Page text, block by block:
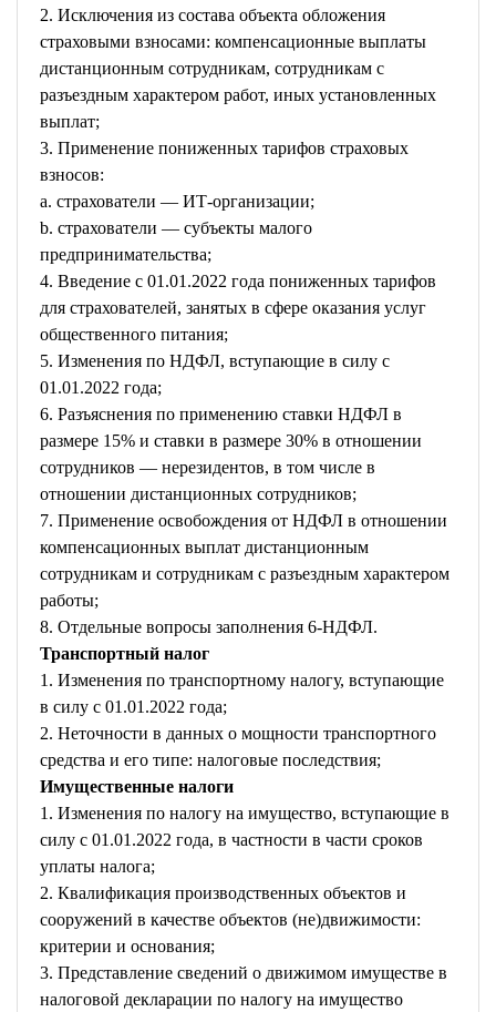
2. Исключения из состава объекта обложения
страховыми взносами: компенсационные выплаты
дистанционным сотрудникам, сотрудникам с
разъездным характером работ, иных установленных
выплат;
3. Применение пониженных тарифов страховых
взносов:
a. страхователи — ИТ-организации;
b. страхователи — субъекты малого
предпринимательства;
4. Введение с 01.01.2022 года пониженных тарифов
для страхователей, занятых в сфере оказания услуг
общественного питания;
5. Изменения по НДФЛ, вступающие в силу с
01.01.2022 года;
6. Разъяснения по применению ставки НДФЛ в
размере 15% и ставки в размере 30% в отношении
сотрудников — нерезидентов, в том числе в
отношении дистанционных сотрудников;
7. Применение освобождения от НДФЛ в отношении
компенсационных выплат дистанционным
сотрудникам и сотрудникам с разъездным характером
работы;
8. Отдельные вопросы заполнения 6-НДФЛ.
Транспортный налог
1. Изменения по транспортному налогу, вступающие
в силу с 01.01.2022 года;
2. Неточности в данных о мощности транспортного
средства и его типе: налоговые последствия;
Имущественные налоги
1. Изменения по налогу на имущество, вступающие в
силу с 01.01.2022 года, в частности в части сроков
уплаты налога;
2. Квалификация производственных объектов и
сооружений в качестве объектов (не)движимости:
критерии и основания;
3. Представление сведений о движимом имуществе в
налоговой декларации по налогу на имущество